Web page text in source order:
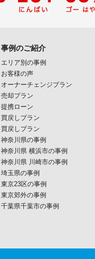
事例のご紹介
エリア別の事例
お客様の声
オーナーチェンジプラン
売却プラン
提携ローン
買戻しプラン
買戻しプラン
神奈川県の事例
神奈川県 横浜市の事例
神奈川県 川崎市の事例
埼玉県の事例
東京23区の事例
東京郊外の事例
千葉県千葉市の事例